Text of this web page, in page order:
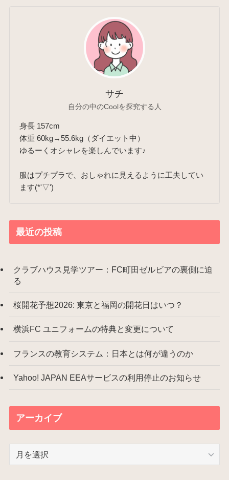
サチ
自分の中のCoolを探究する人
身長 157cm
体重 60kg→55.6kg（ダイエット中）
ゆるーくオシャレを楽しんでいます♪
服はプチプラで、おしゃれに見えるように工夫してい
ます(*'▽')
最近の投稿
クラブハウス見学ツアー：FC町田ゼルビアの裏側に迫
る
桜開花予想2026: 東京と福岡の開花日はいつ？
横浜FC ユニフォームの特典と変更について
フランスの教育システム：日本とは何が違うのか
Yahoo! JAPAN EEAサービスの利用停止のお知らせ
アーカイブ